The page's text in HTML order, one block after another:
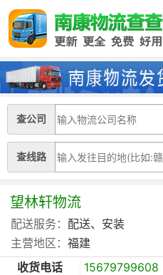
查公司
查线路
望林轩物流
配送服务： 配送、安装
主营地区： 福建
收货电话
15679799608